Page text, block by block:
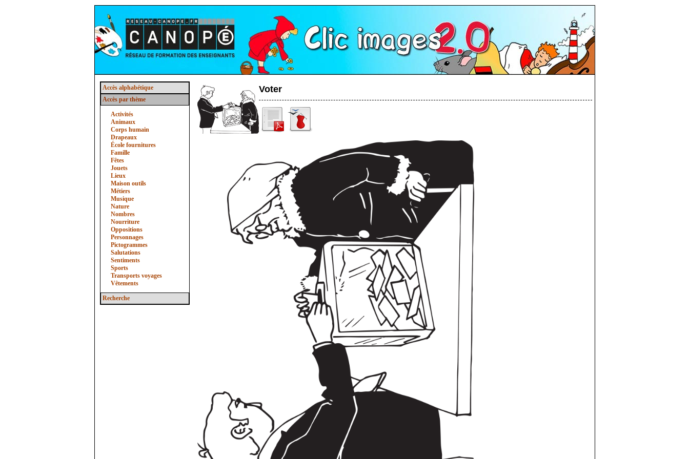
Accès alphabétique
Accès par thème
Activités
Animaux
Corps humain
Drapeaux
École fournitures
Famille
Fêtes
Jouets
Lieux
Maison outils
Métiers
Musique
Nature
Nombres
Nourriture
Oppositions
Personnages
Pictogrammes
Salutations
Sentiments
Sports
Transports voyages
Vêtements
Recherche
Voter